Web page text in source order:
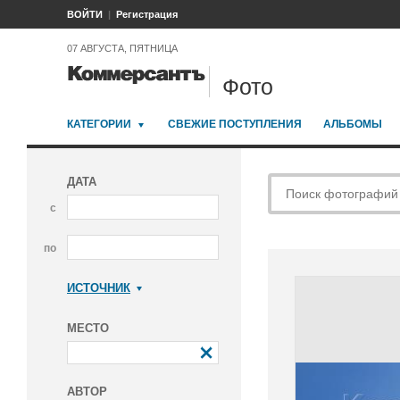
ВОЙТИ Регистрация
07 АВГУСТА, ПЯТНИЦА
Фото
КАТЕГОРИИ СВЕЖИЕ ПОСТУПЛЕНИЯ АЛЬБОМЫ
ДАТА
с
по
ИСТОЧНИК
МЕСТО
АВТОР